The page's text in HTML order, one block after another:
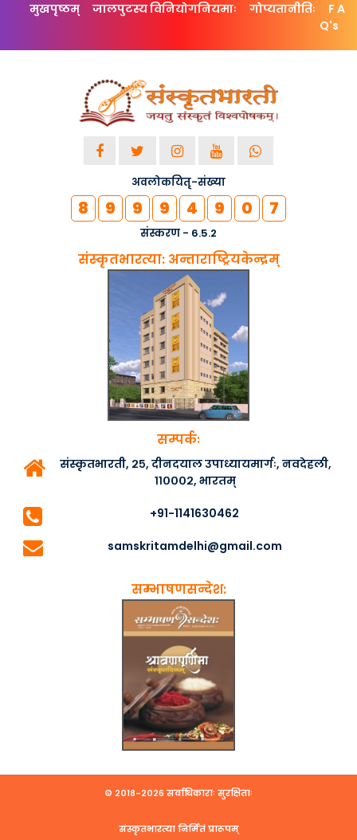
मुखपृष्ठम् जालपुटस्य विनियोगनियमाः गोप्यतानीतिः
F A
Q's
अवलोकयितृ-संख्या
8 9 9 9 4 9 0 7
संस्करण - 6.5.2
संस्कृतभारत्या: अन्ताराष्ट्रियकेन्द्रम्
सम्पर्कः
संस्कृतभारती, २५, दीनदयाल उपाध्यायमार्गः, नवदेहली,
११०००२, भारतम्
+91-1141630462
samskritamdelhi@gmail.com
सम्भाषणसन्देश:
© २०१८-२०२६ सर्वाधिकाराः सुरक्षिताः
संस्कृतभारत्या निर्मितं प्रारूपम्